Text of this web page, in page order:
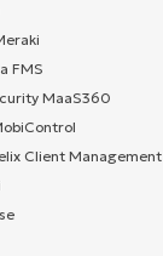
FMS
MaaS360
Client Management